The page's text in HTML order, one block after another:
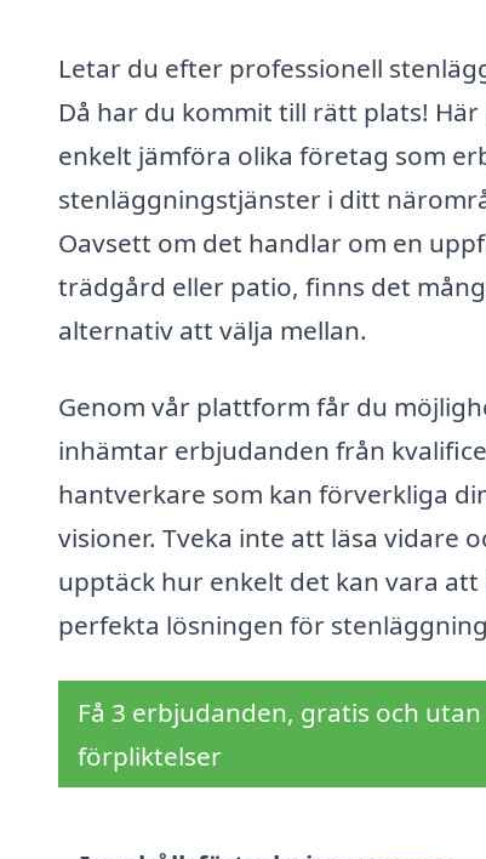
Letar du efter professionell
Då har du kommit till rätt plats! Här
enkelt jämföra olika företag som
stenläggningstjänster i ditt
Oavsett om det handlar om en
trädgård eller patio, finns det
alternativ att välja mellan.
Genom vår plattform får du
inhämtar erbjudanden från
hantverkare som kan förverkliga
visioner. Tveka inte att läsa vidare
upptäck hur enkelt det kan vara
perfekta lösningen för
Få 3 erbjudanden, gratis och utan
förpliktelser